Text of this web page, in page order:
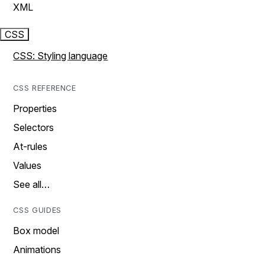
XML
CSS
CSS: Styling language
CSS REFERENCE
Properties
Selectors
At-rules
Values
See all…
CSS GUIDES
Box model
Animations